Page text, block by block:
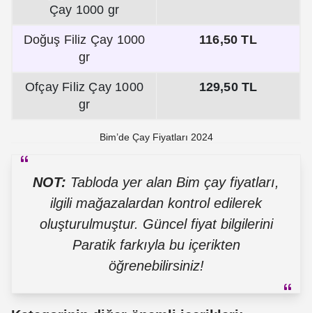
Çay 1000 gr
Doğuş Filiz Çay 1000
gr
116,50 TL
Ofçay Filiz Çay 1000
gr
129,50 TL
Bim’de Çay Fiyatları 2024
NOT: Tabloda yer alan Bim çay fiyatları,
ilgili mağazalardan kontrol edilerek
oluşturulmuştur. Güncel fiyat bilgilerini
Paratik farkıyla bu içerikten
öğrenebilirsiniz!